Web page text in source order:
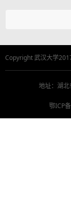
Copyright 武汉大学
地址：湖
鄂ICP